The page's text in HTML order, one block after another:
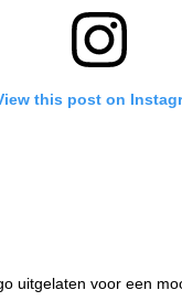
this post on
uitgelaten voor een